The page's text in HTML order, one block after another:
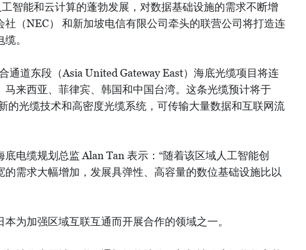
智能和云计算的蓬勃发展，对数据基础设施的需求不断增
社（NEC） 和新加坡电信有限公司牵头的联营公司将打造连
。
通道东段（Asia United Gateway East）海底光缆项目将连
马来西亚、菲律宾、韩国和中国台湾。这条光缆预计将于
的光缆技术和高密度光缆系统，可传输大量数据和互联网流
电缆规划总监 Alan Tan 表示：“随着该区域人工智能创
的需求大幅增加，发展具弹性、高容量的数位基础设施比以
为加强区域互联互通而开展合作的领域之一。